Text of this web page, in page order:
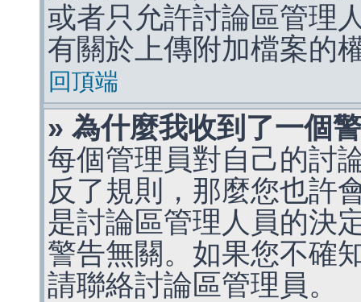
或者只允許討論區管理
有關於上傳附加檔案的
回頂端
» 為什麼我收到了一個
每個管理員對自己的討
反了規則，那麼您也許
是討論區管理人員的決
警告無關。如果您不確
請聯絡討論區管理員。